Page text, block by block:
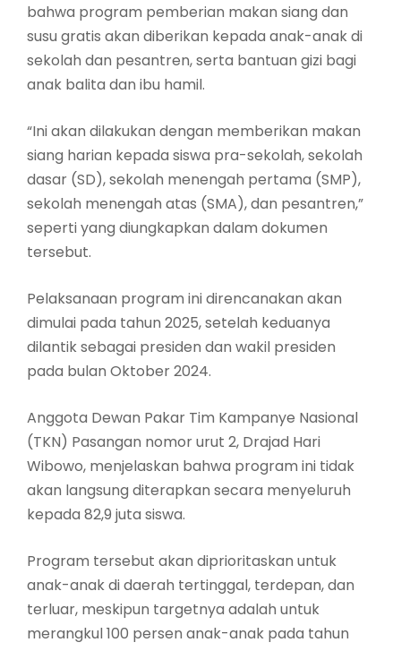
bahwa program pemberian makan siang dan
susu gratis akan diberikan kepada anak-anak di
sekolah dan pesantren, serta bantuan gizi bagi
anak balita dan ibu hamil.
“Ini akan dilakukan dengan memberikan makan
siang harian kepada siswa pra-sekolah, sekolah
dasar (SD), sekolah menengah pertama (SMP),
sekolah menengah atas (SMA), dan pesantren,”
seperti yang diungkapkan dalam dokumen
tersebut.
Pelaksanaan program ini direncanakan akan
dimulai pada tahun 2025, setelah keduanya
dilantik sebagai presiden dan wakil presiden
pada bulan Oktober 2024.
Anggota Dewan Pakar Tim Kampanye Nasional
(TKN) Pasangan nomor urut 2, Drajad Hari
Wibowo, menjelaskan bahwa program ini tidak
akan langsung diterapkan secara menyeluruh
kepada 82,9 juta siswa.
Program tersebut akan diprioritaskan untuk
anak-anak di daerah tertinggal, terdepan, dan
terluar, meskipun targetnya adalah untuk
merangkul 100 persen anak-anak pada tahun